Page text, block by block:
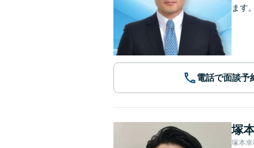
ます。
電話で面談予
塚
塚本